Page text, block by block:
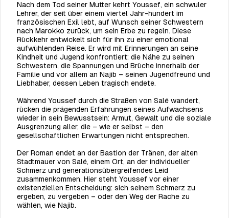
Nach dem Tod seiner Mutter kehrt Youssef, ein schwuler
Lehrer, der seit über einem viertel Jahr-hundert im
französischen Exil lebt, auf Wunsch seiner Schwestern
nach Marokko zurück, um sein Erbe zu regeln. Diese
Rückkehr entwickelt sich für ihn zu einer emotional
aufwühlenden Reise. Er wird mit Erinnerungen an seine
Kindheit und Jugend konfrontiert: die Nähe zu seinen
Schwestern, die Spannungen und Brüche innerhalb der
Familie und vor allem an Najib – seinen Jugendfreund und
Liebhaber, dessen Leben tragisch endete.
Während Youssef durch die Straßen von Salé wandert,
rücken die prägenden Erfahrungen seines Aufwachsens
wieder in sein Bewusstsein: Armut, Gewalt und die soziale
Ausgrenzung aller, die – wie er selbst – den
gesellschaftlichen Erwartungen nicht entsprechen.
Der Roman endet an der Bastion der Tränen, der alten
Stadtmauer von Salé, einem Ort, an der individueller
Schmerz und generationsübergreifendes Leid
zusammenkommen. Hier steht Youssef vor einer
existenziellen Entscheidung: sich seinem Schmerz zu
ergeben, zu vergeben – oder den Weg der Rache zu
wählen, wie Najib.